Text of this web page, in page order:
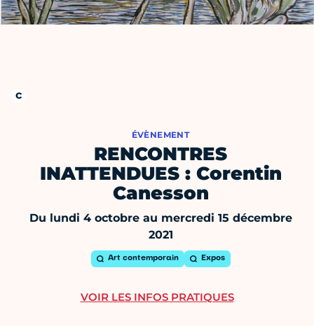
ÉVÈNEMENT
RENCONTRES
INATTENDUES : Corentin
Canesson
Du lundi 4 octobre au mercredi 15 décembre
2021
Art contemporain Expos
VOIR LES INFOS PRATIQUES